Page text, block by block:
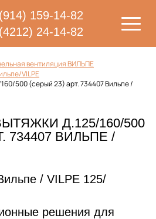
159-14-82
24-14-82
вентиляция ВИЛЬПЕ
VILPE
500 (серый 23) арт. 734407 Вильпе /
Д.125/160/500
734407 ВИЛЬПЕ /
/ VILPE 125/
решения для